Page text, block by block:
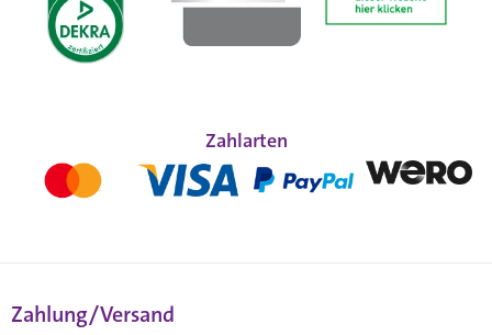
Zahlarten
Zahlung/Versand